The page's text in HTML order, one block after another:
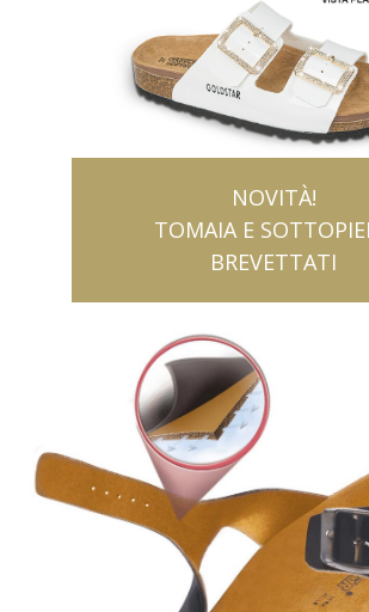
NOVITÀ!
TOMAIA E
BREVETTATI